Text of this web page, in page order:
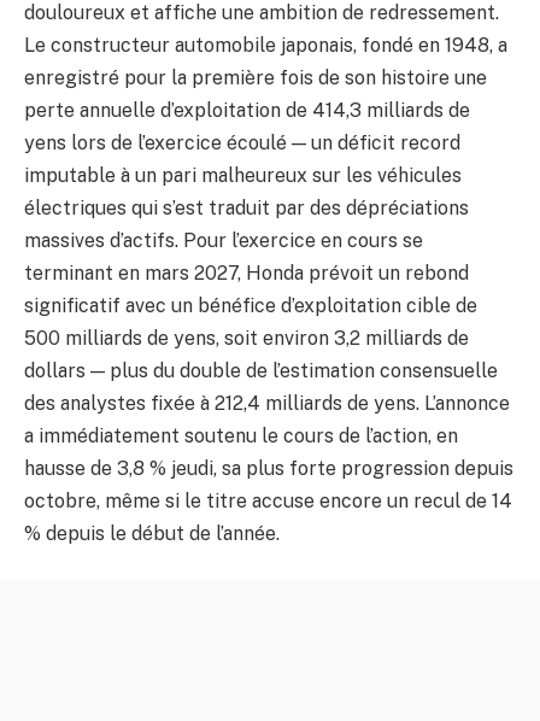
douloureux et affiche une ambition de redressement.
Le constructeur automobile japonais, fondé en 1948, a
enregistré pour la première fois de son histoire une
perte annuelle d’exploitation de 414,3 milliards de
yens lors de l’exercice écoulé — un déficit record
imputable à un pari malheureux sur les véhicules
électriques qui s’est traduit par des dépréciations
massives d’actifs. Pour l’exercice en cours se
terminant en mars 2027, Honda prévoit un rebond
significatif avec un bénéfice d’exploitation cible de
500 milliards de yens, soit environ 3,2 milliards de
dollars — plus du double de l’estimation consensuelle
des analystes fixée à 212,4 milliards de yens. L’annonce
a immédiatement soutenu le cours de l’action, en
hausse de 3,8 % jeudi, sa plus forte progression depuis
octobre, même si le titre accuse encore un recul de 14
% depuis le début de l’année.